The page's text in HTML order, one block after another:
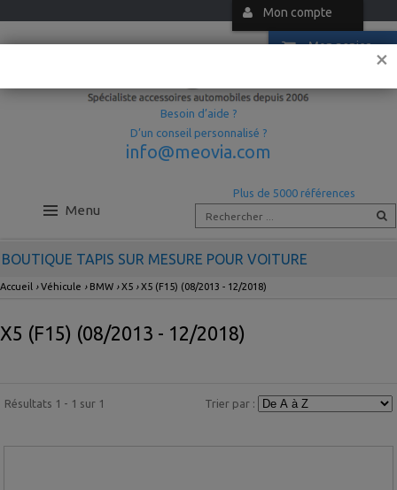
×
Mon compte
Mon panier
Besoin d’aide ?
D’un conseil personnalisé ?
info@meovia.com
Menu
Plus de 5000 références
BOUTIQUE TAPIS SUR MESURE POUR VOITURE
Accueil ›Véhicule › BMW ›X5 ›X5 (F15) (08/2013 - 12/2018)
X5 (F15) (08/2013 - 12/2018)
Résultats 1 - 1 sur 1 Trier par :